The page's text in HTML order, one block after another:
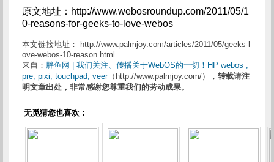
原文地址：http://www.webosroundup.com/2011/05/1
0-reasons-for-geeks-to-love-webos
本文链接地址： http://www.palmjoy.com/articles/2011/05/geeks-l
ove-webos-10-reason.html
来自： 胖鱼网 | 我们关注、传播关于WebOS的一切！HP webos ,
pre, pixi, touchpad, veer（http://www.palmjoy.com/）， 转载请注
明文章出处，非常感谢您尊重我们的劳动成果。
无觅猜您也喜欢：